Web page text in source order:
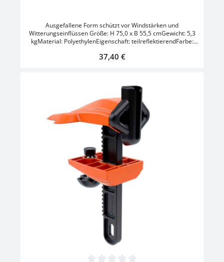
Ausgefallene Form schützt vor Windstärken und
Witterungseinflüssen Größe: H 75,0 x B 55,5 cmGewicht: 5,3
kgMaterial: PolyethylenEigenschaft: teilreflektierendFarbe:
Regulärer Preis:
37,40 €